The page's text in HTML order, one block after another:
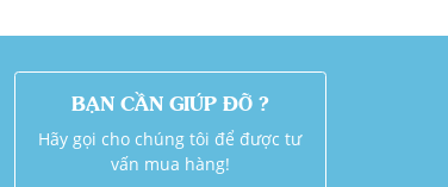
BẠN CẦN GIÚP ĐỠ ?
Hãy gọi cho chúng tôi để được tư
vấn mua hàng!